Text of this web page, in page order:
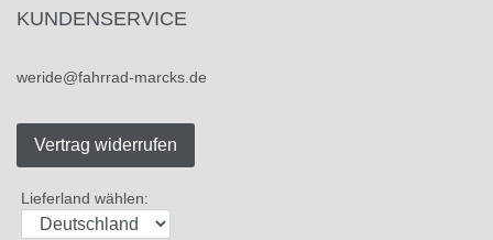
KUNDENSERVICE
weride@fahrrad-marcks.de
Vertrag widerrufen
Lieferland wählen: